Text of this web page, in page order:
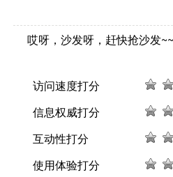
哎呀，沙发呀，赶快抢沙发
访问速度打分
信息权威打分
互动性打分
使用体验打分